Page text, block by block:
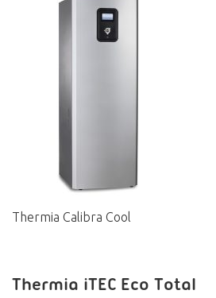
Thermia Calibra Cool
Thermia iTEC Eco Total